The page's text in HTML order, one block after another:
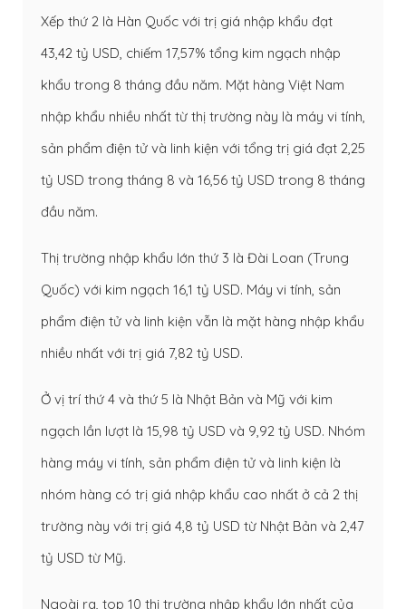
Xếp thứ 2 là Hàn Quốc với trị giá nhập khẩu đạt
43,42 tỷ USD, chiếm 17,57% tổng kim ngạch nhập
khẩu trong 8 tháng đầu năm. Mặt hàng Việt Nam
nhập khẩu nhiều nhất từ thị trường này là máy vi tính,
sản phẩm điện tử và linh kiện với tổng trị giá đạt 2,25
tỷ USD trong tháng 8 và 16,56 tỷ USD trong 8 tháng
đầu năm.
Thị trường nhập khẩu lớn thứ 3 là Đài Loan (Trung
Quốc) với kim ngạch 16,1 tỷ USD. Máy vi tính, sản
phẩm điện tử và linh kiện vẫn là mặt hàng nhập khẩu
nhiều nhất với trị giá 7,82 tỷ USD.
Ở vị trí thứ 4 và thứ 5 là Nhật Bản và Mỹ với kim
ngạch lần lượt là 15,98 tỷ USD và 9,92 tỷ USD. Nhóm
hàng máy vi tính, sản phẩm điện tử và linh kiện là
nhóm hàng có trị giá nhập khẩu cao nhất ở cả 2 thị
trường này với trị giá 4,8 tỷ USD từ Nhật Bản và 2,47
tỷ USD từ Mỹ.
Ngoài ra, top 10 thị trường nhập khẩu lớn nhất của